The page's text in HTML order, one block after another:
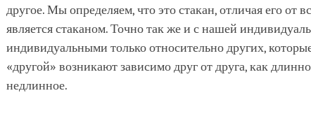
другое. Мы определяем, что это стакан, отличая его от
является стаканом. Точно так же и с нашей
индивидуальными только относительно других,
«другой» возникают зависимо друг от друга, как
недлинное.